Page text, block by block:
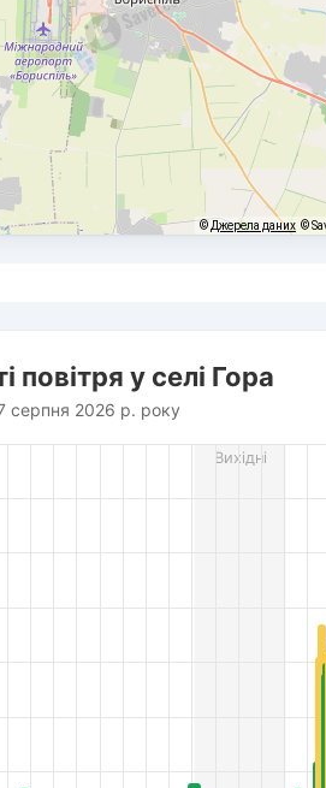
© Джерела даних ©
83.
Вихідні
повітря у селі Гора
серпня 2026 р. року